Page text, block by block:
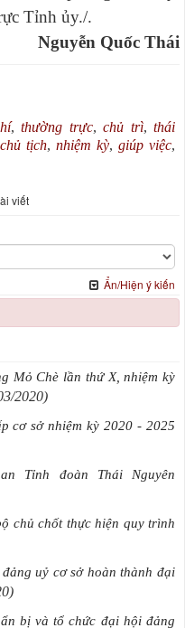
Tỉnh ủy./.
Nguyễn Quốc Thái
,thường trực,chủ trì,thái
chủ tịch, nhiệm kỳ,giúp việc,
viết
Ẩn/Hiện ý kiến
Mỏ Chè lần thứ X, nhiệm kỳ
2020)
cơ sở nhiệm kỳ 2020 - 2025
Tỉnh đoàn Thái Nguyên
chủ chốt thực hiện quy trình
uỷ cơ sở hoàn thành đại
bị và tổ chức đại hội đảng